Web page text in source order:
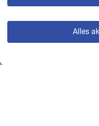
Alles
© VBL 2026